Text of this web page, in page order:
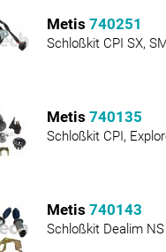
Metis 740251
Schloßkit CPI SX,
Metis 740135
Schloßkit CPI,
Metis 740143
Schloßkit Dealim